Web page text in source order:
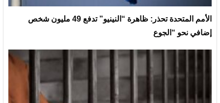
الأمم المتحدة تحذر: ظاهرة “النينيو” تدفع 49 مليون شخص
إضافي نحو “الجوع